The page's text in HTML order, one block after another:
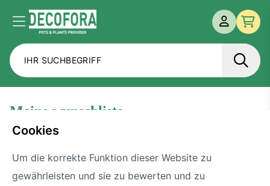
Menü MEIN Zur
meine wunschliste
dieser Wunschliste. Möchten Sie Listen speichern,
ansehen oder vergleichen?Anmeldenoder
cookies
Um die korrekte Funktion dieser Website zu
gewährleisten und sie zu bewerten und zu